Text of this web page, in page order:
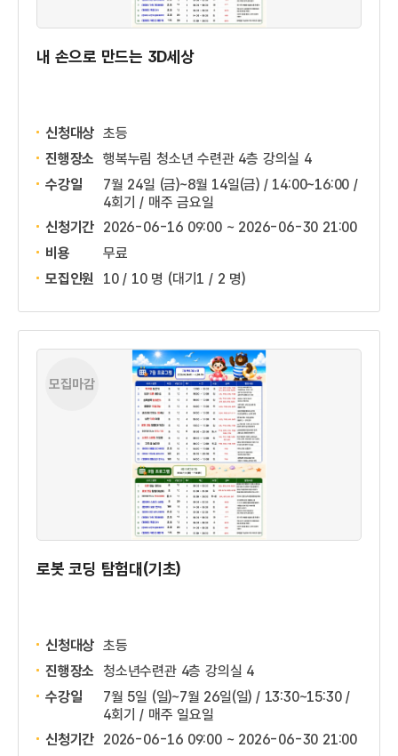
내 손으로 만드는 3D세상
신청대상 초등
진행장소 행복누림 청소년 수련관 4층 강의실 4
수강일
7월 24일 (금)~8월 14일(금) / 14:00~16:00 /
4회기 / 매주 금요일
신청기간 2026-06-16 09:00 ~ 2026-06-30 21:00
비용
무료
모집인원
10 / 10 명 (대기1 / 2 명)
모집마감
로봇 코딩 탐험대(기초)
신청대상 초등
진행장소 청소년수련관 4층 강의실 4
수강일
7월 5일 (일)~7월 26일(일) / 13:30~15:30 /
4회기 / 매주 일요일
신청기간 2026-06-16 09:00 ~ 2026-06-30 21:00